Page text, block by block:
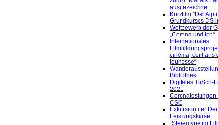
ausgezeichnet
Kurzfilm "Der
Grundkurses DS
Wettbewerb der
„Corona und Ich“
Internationales
cinéma, cent ans
jeunesse“
Bibliothek
Digitales TuSch-
2021
Coronatestungen
CSO
Exkursion der
Leistungskurse
„Stereotype im